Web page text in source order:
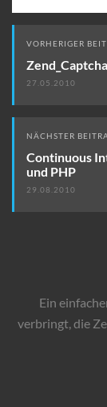
Beitrags-
Navigation
VORHERIGER
27.05.2010
NÄCHSTER
Continuous
und PHP
29.08.2010
Ein
verbringt, die